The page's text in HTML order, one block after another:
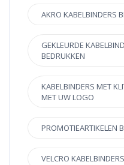
AKRO KABELBINDERS
GEKLEURDE
BEDRUKKEN
KABELBINDERS MET
MET UW LOGO
PROMOTIEARTIKELEN
VELCRO